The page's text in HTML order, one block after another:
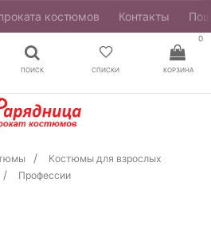
костюмов Контакты
ПОИСК СПИСКИ
0
КОРЗИНА
Костюмы для взрослых
Профессии